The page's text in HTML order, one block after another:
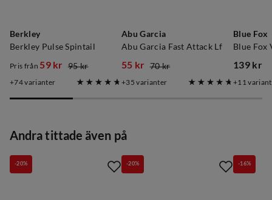
Verified by Trustvoice
Berkley
Berkley Pulse Spintail
discounted
Pris från 59 kr
original
95 kr
74varianter
Abu Garcia
Abu Garcia Fast Attack Lf
discounted
55 kr
original
70 kr
35 varianter
Blue Fox
Blue Fox
price
139 kr
11
Andra tittade även på
-20% -20% -16%